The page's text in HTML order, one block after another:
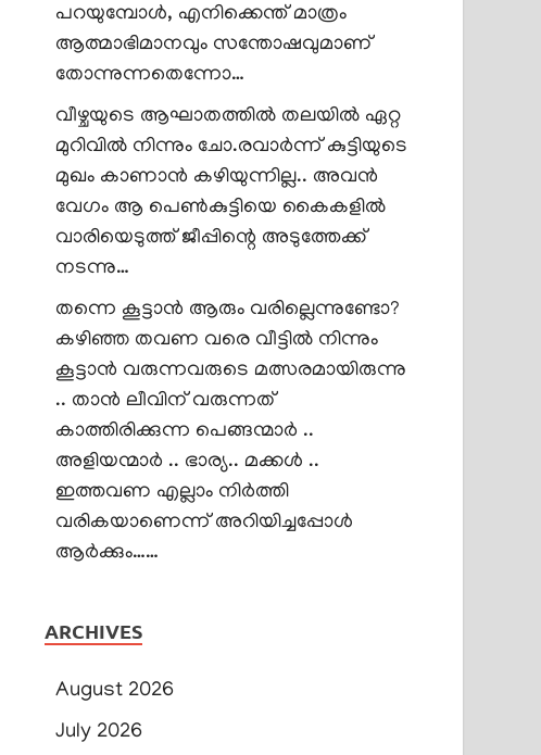
പറയുമ്പോൾ, എനിക്കെന്ത് മാത്രം
ആത്മാഭിമാനവും സന്തോഷവുമാണ്
തോന്നുന്നതെന്നോ…
വീഴ്ചയുടെ ആഘാതത്തിൽ തലയിൽ ഏറ്റ
മുറിവിൽ നിന്നും ചോ.രവാർന്ന് കുട്ടിയുടെ
മുഖം കാണാൻ കഴിയുന്നില്ല.. അവൻ
വേഗം ആ പെൺകുട്ടിയെ കൈകളിൽ
വാരിയെടുത്ത് ജീപ്പിന്റെ അടുത്തേക്ക്
നടന്നു…
തന്നെ കൂട്ടാൻ ആരും വരില്ലെന്നുണ്ടോ?
കഴിഞ്ഞ തവണ വരെ വീട്ടിൽ നിന്നും
കൂട്ടാൻ വരുന്നവരുടെ മത്സരമായിരുന്നു
.. താൻ ലീവിന് വരുന്നത്
കാത്തിരിക്കുന്ന പെങ്ങന്മാർ ..
അളിയന്മാർ .. ഭാര്യ.. മക്കൾ ..
ഇത്തവണ എല്ലാം നിർത്തി
വരികയാണെന്ന് അറിയിച്ചപ്പോൾ
ആർക്കും……
ARCHIVES
August 2026
July 2026